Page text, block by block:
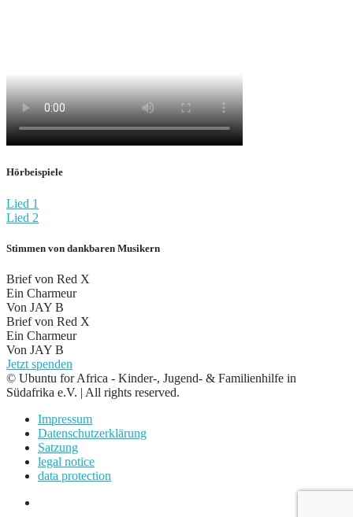
Hörbeispiele
Lied 1
Lied 2
Stimmen von dankbaren Musikern
Brief von Red X
Ein Charmeur
Von JAY B
Brief von Red X
Ein Charmeur
Von JAY B
Jetzt spenden
© Ubuntu for Africa - Kinder-, Jugend- & Familienhilfe in
Südafrika e.V. | All rights reserved.
Impressum
Datenschutzerklärung
Satzung
legal notice
data protection